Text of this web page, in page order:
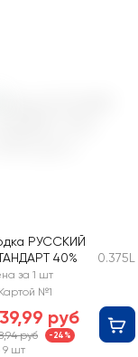
РУССКИЙ
40%
0.375L
за 1 шт
№1
руб
руб -24%
9 шт